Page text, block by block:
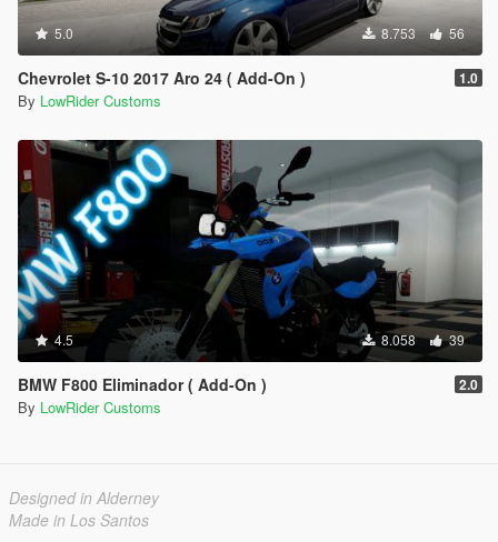
5.0 8.753 56
Chevrolet S-10 2017 Aro 24 ( Add-On ) 1.0
By LowRider Customs
4.5 8.058 39
BMW F800 Eliminador ( Add-On ) 2.0
By LowRider Customs
Designed in Alderney
Made in Los Santos